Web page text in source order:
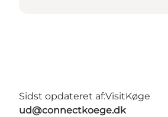
Sidst opdateret af:VisitKøge
ud@connectkoege.dk